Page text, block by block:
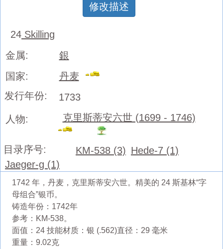
修改描述
24 Skilling
金属:
銀
国家:
丹麦
发行年份:
1733
人物:
克里斯蒂安六世 (1699 - 1746)
目录序号: KM-538 (3) Hede-7 (1)
Jaeger-g (1)
1742 年，丹麦，克里斯蒂安六世。精美的 24 斯基林“字
母组合”银币。
铸造年份：1742年
参考：KM-538。
面值：24 技能材质：银 (.562)直径：29 毫米
重量：9.02克